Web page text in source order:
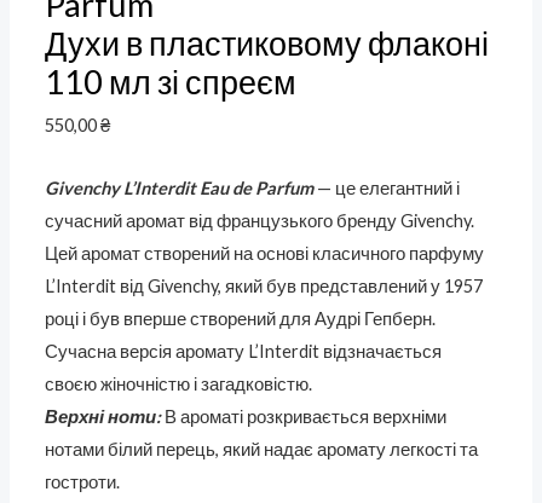
Духи в пластиковому флаконі
110 мл зі спреєм
550,00₴
Givenchy L’Interdit Eau de Parfum— це елегантний і
сучасний аромат від французького бренду Givenchy.
Цей аромат створений на основі класичного парфуму
L’Interdit від Givenchy, який був представлений у 1957
році і був вперше створений для Аудрі Гепберн.
Сучасна версія аромату L’Interdit відзначається
своєю жіночністю і загадковістю.
Верхні ноти:В ароматі розкривається верхніми
нотами білий перець, який надає аромату легкості та
гостроти.